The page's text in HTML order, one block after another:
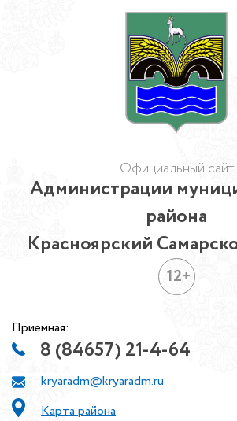
Официальный сайт
Администрации
района
Красноярский
12+
Приемная:
8 (84657) 21-4-64
kryaradm@kryaradm.ru
Карта района